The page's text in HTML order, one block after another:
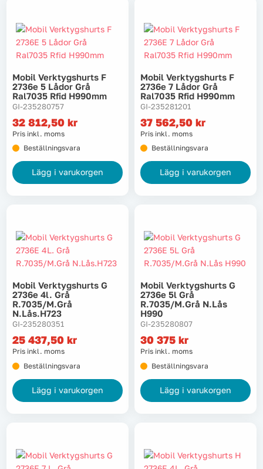
Mobil Verktygshurts F
2736e 5 Lådor Grå
Ral7035 Rfid H990mm
GI-235280757
32 812,50 kr
Pris inkl. moms
Beställningsvara
Lägg i varukorgen
Mobil Verktygshurts F
2736e 7 Lådor Grå
Ral7035 Rfid H990mm
GI-235281201
37 562,50 kr
Pris inkl. moms
Beställningsvara
Lägg i varukorgen
Mobil Verktygshurts G
2736e 4l. Grå
R.7035/m.grå
N.lås.h723
GI-235280351
25 437,50 kr
Pris inkl. moms
Beställningsvara
Lägg i varukorgen
Mobil Verktygshurts G
2736e 5l Grå
R.7035/m.grå N.lås
H990
GI-235280807
30 375 kr
Pris inkl. moms
Beställningsvara
Lägg i varukorgen